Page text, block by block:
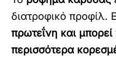
διατροφικό προφίλ.
πρωτεΐνη και μπορεί
περισσότερα